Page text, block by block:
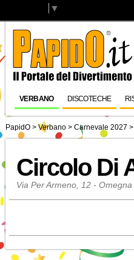
▼
VERBANO DISCOTECHE
PapidO >Verbano > Carnevale 2027 >
Circolo Di
Via Per Armeno, 12 - Omegna